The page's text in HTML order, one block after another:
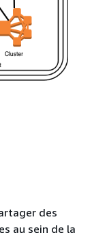
des
au sein de la